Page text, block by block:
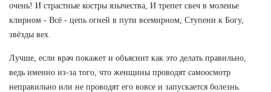
очень! И страстные костры язычества, И трепет свеч в моленье
клирном - Всё - цепь огней в пути всемирном, Ступени к Богу,
звёзды вех.
Лучше, если врач покажет и объяснит как это делать правильно,
ведь именно из-за того, что женщины проводят самоосмотр
неправильно или не проводят его вовсе и запускается болезнь.